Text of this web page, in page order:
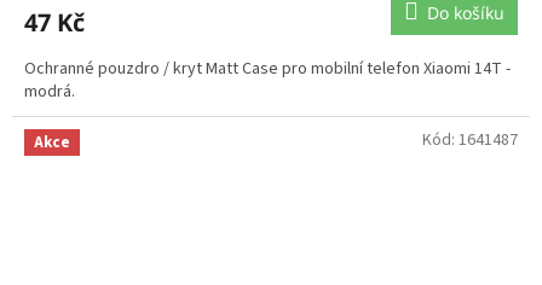
47 Kč Do košíku
Ochranné pouzdro / kryt Matt Case pro mobilní telefon Xiaomi 14T -
modrá.
Akce Kód: 1641487